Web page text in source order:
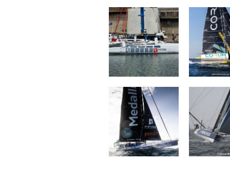
MEDALLIA
for a